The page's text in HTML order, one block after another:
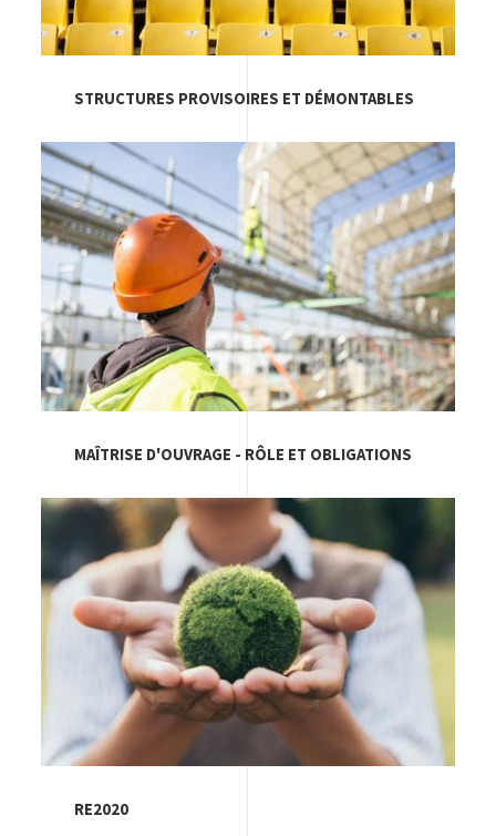
STRUCTURES PROVISOIRES ET DÉMONTABLES
Image
MAÎTRISE D'OUVRAGE - RÔLE ET OBLIGATIONS
Image
RE2020